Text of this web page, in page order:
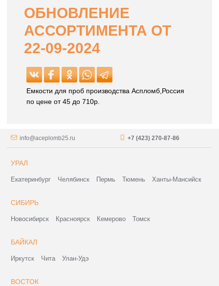
ОБНОВЛЕНИЕ
АССОРТИМЕНТА ОТ
22-09-2024
Емкости для проб производства Аспломб,Россия
по цене от 45 до 710р.
info@aceplomb25.ru +7 (423) 270-87-86
УРАЛ
Екатеринбург Челябинск Пермь Тюмень Ханты-Мансийск
СИБИРЬ
Новосибирск Красноярск Кемерово Томск
БАЙКАЛ
Иркутск Чита Улан-Удэ
ВОСТОК